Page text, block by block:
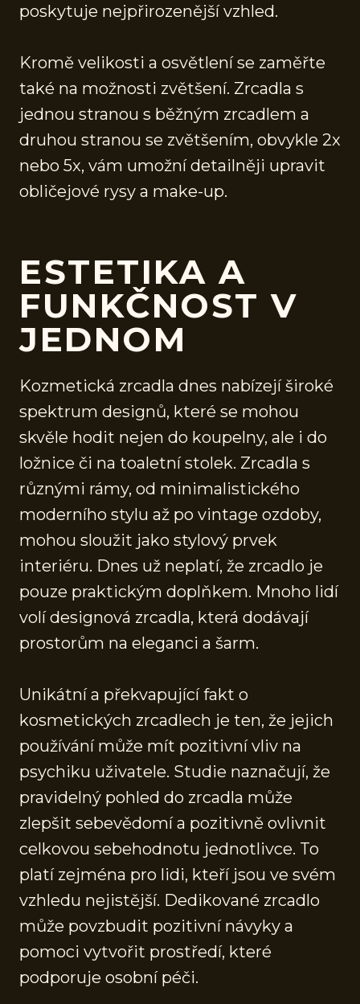
poskytuje nejpřirozenější vzhled.
Kromě velikosti a osvětlení se zaměřte
také na možnosti zvětšení. Zrcadla s
jednou stranou s běžným zrcadlem a
druhou stranou se zvětšením, obvykle 2x
nebo 5x, vám umožní detailněji upravit
obličejové rysy a make-up.
ESTETIKA A
FUNKČNOST V
JEDNOM
Kozmetická zrcadla dnes nabízejí široké
spektrum designů, které se mohou
skvěle hodit nejen do koupelny, ale i do
ložnice či na toaletní stolek. Zrcadla s
různými rámy, od minimalistického
moderního stylu až po vintage ozdoby,
mohou sloužit jako stylový prvek
interiéru. Dnes už neplatí, že zrcadlo je
pouze praktickým doplňkem. Mnoho lidí
volí designová zrcadla, která dodávají
prostorům na eleganci a šarm.
Unikátní a překvapující fakt o
kosmetických zrcadlech je ten, že jejich
používání může mít pozitivní vliv na
psychiku uživatele. Studie naznačují, že
pravidelný pohled do zrcadla může
zlepšit sebevědomí a pozitivně ovlivnit
celkovou sebehodnotu jednotlivce. To
platí zejména pro lidi, kteří jsou ve svém
vzhledu nejistější. Dedikované zrcadlo
může povzbudit pozitivní návyky a
pomoci vytvořit prostředí, které
podporuje osobní péči.